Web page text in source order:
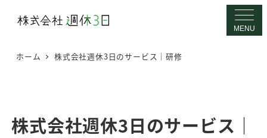
ツ
MENU
ホーム 株式会社週休3日のサービス｜研修
株式会社週休3日のサービス｜